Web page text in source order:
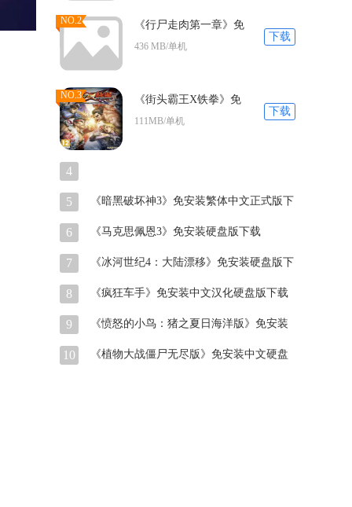
NO.2
《行尸走肉第一章》免
安装中文汉化硬盘版下
载
436 MB/单机
下载
NO.3
《街头霸王X铁拳》免
安装中文汉化硬盘版下
载
111MB/单机
下载
4
5
《暗黑破坏神3》免安装繁体中文正式版下
6 《马克思佩恩3》免安装硬盘版下载
7
《冰河世纪4：大陆漂移》免安装硬盘版下
8 《疯狂车手》免安装中文汉化硬盘版下载
9
《愤怒的小鸟：猪之夏日海洋版》免安装
10
《植物大战僵尸无尽版》免安装中文硬盘